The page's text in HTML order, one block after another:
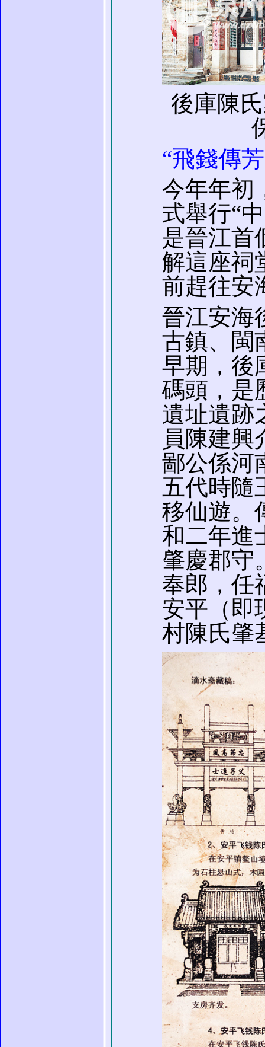
後庫陳
“飛錢傳
今年年初
式舉行“
是晉江首
解這座祠
前趕往安
晉江安海
古鎮、閩
早期，後
碼頭，是
遺址遺跡
員陳建興
鄙公係河
五代時隨
移仙遊。
和二年進
肇慶郡守
奉郎，任
安平（即
村陳氏肇